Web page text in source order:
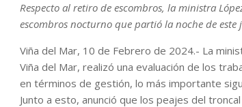
Respecto al retiro de escombros, la ministra
escombros nocturno que partió la noche de este
Viña del Mar, 10 de Febrero de 2024.- La
Viña del Mar, realizó una evaluación de los
en términos de gestión, lo más importante
Junto a esto, anunció que los peajes del